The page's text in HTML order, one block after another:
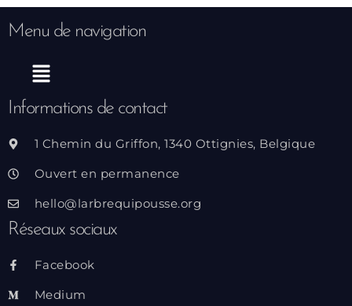
Menu de navigation
Menu
Informations de contact
1 Chemin du Griffon, 1340 Ottignies, Belgique
Ouvert en permanence
hello@larbrequipousse.org
Réseaux sociaux
Facebook
Medium